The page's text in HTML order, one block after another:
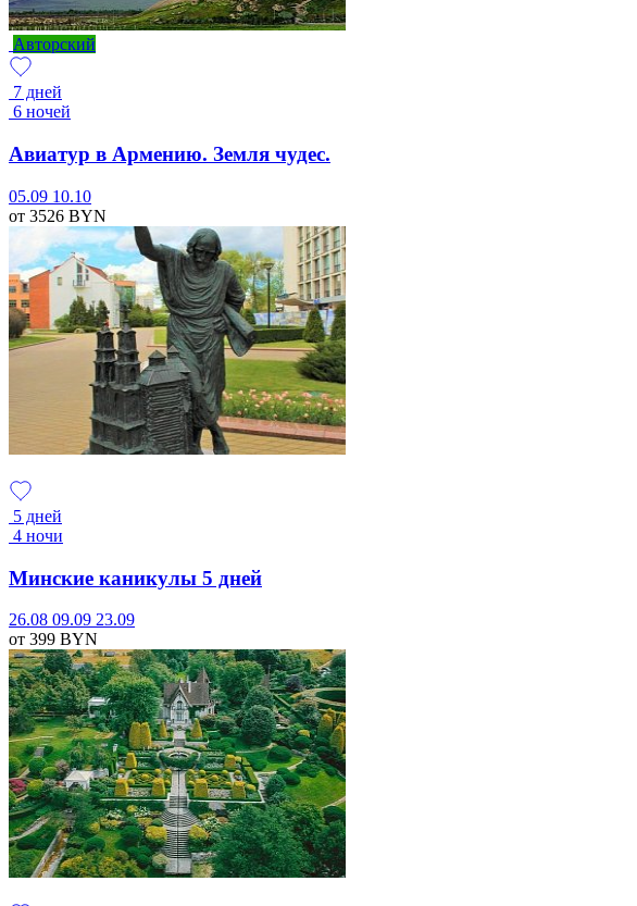
Авторский
7 дней
6 ночей
Авиатур в Армению. Земля чудес.
05.09 10.10
от 3526 BYN
5 дней
4 ночи
Минские каникулы 5 дней
26.08 09.09 23.09
от 399 BYN